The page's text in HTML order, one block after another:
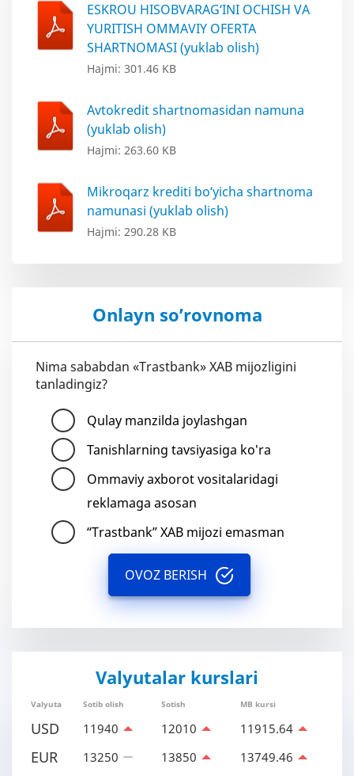
ESKROU HISOBVARAG‘INI OCHISH VA
YURITISH OMMAVIY OFERTA
SHARTNOMASI (yuklab olish)
Hajmi: 301.46 KB
Avtokredit shartnomasidan namuna
(yuklab olish)
Hajmi: 263.60 KB
Mikroqarz krediti bo‘yicha shartnoma
namunasi (yuklab olish)
Hajmi: 290.28 KB
Onlayn so’rovnoma
Nima sababdan «Trastbank» XAB mijozligini
tanladingiz?
Qulay manzilda joylashgan
Tanishlarning tavsiyasiga ko'ra
Ommaviy axborot vositalaridagi
reklamaga asosan
“Trastbank” XAB mijozi emasman
OVOZ BERISH
Valyutalar kurslari
Valyuta Sotib olish Sotish MB kursi
USD 11940 12010 11915.64
EUR 13250 13850 13749.46